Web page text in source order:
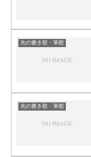
先の書き順・筆順
先の書き順・筆順